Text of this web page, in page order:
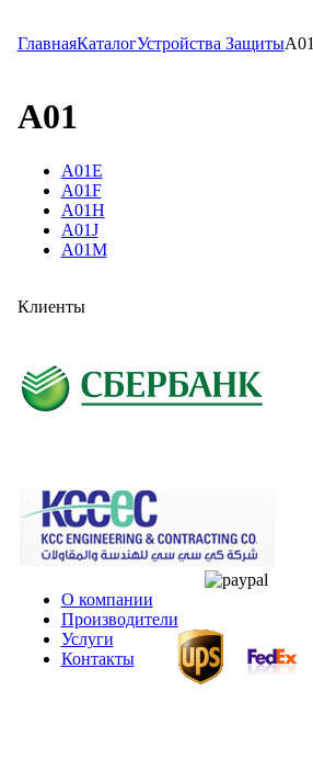
ГлавнаяКаталогУстройства ЗащитыA01
A01
A01E
A01F
A01H
A01J
A01M
Клиенты
О компании
Производители
Услуги
Контакты